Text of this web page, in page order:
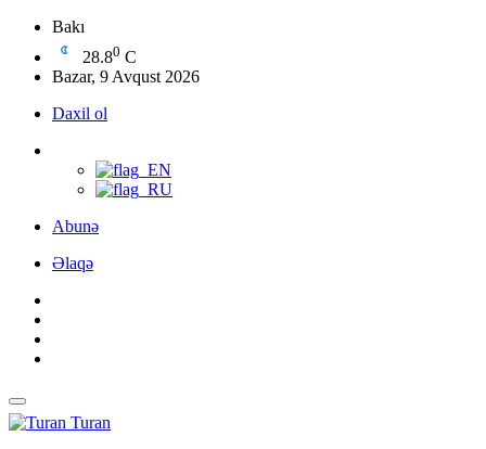
Bakı
28.80 C
Bazar, 9 Avqust 2026
Daxil ol
Abunə
Əlaqə
Turan